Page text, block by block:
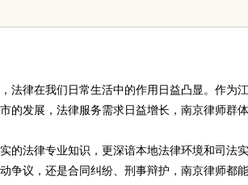
法律在我们日常生活中的作用日益凸显。作为
的发展，法律服务需求日益增长，南京律师群
的法律专业知识，更深谙本地法律环境和司法
争议，还是合同纠纷、刑事辩护，南京律师都